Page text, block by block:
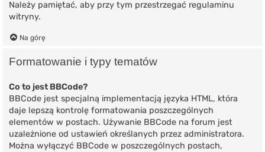
Należy pamiętać, aby przy tym przestrzegać regulaminu
witryny.
Na górę
Formatowanie i typy tematów
Co to jest BBCode?
BBCode jest specjalną implementacją języka HTML, która
daje lepszą kontrolę formatowania poszczególnych
elementów w postach. Używanie BBCode na forum jest
uzależnione od ustawień określanych przez administratora.
Można wyłączyć BBCode w poszczególnych postach,